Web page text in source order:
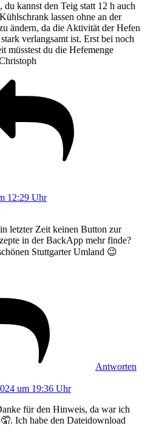
du kannst den Teig statt 12 h auch
lassen ohne an der
ändern, da die Aktivität der Hefen
verlangsamt ist. Erst bei noch
müsstest du die Hefemenge
12:29 Uhr
letzter Zeit keinen Button zur
in der BackApp mehr finde?
Stuttgarter Umland 😉
Antworten
um 19:36 Uhr
für den Hinweis, da war ich
Ich habe den Dateidownload